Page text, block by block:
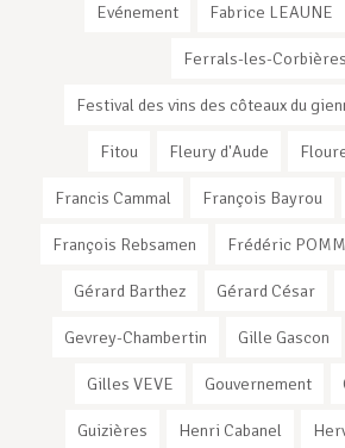
Evénement Fabrice LEAUNE
Ferrals-les-Corbières
Festival des vins des côteaux du
Fitou Fleury d'Aude
Francis Cammal François Bayrou
François Rebsamen Frédéric
Gérard Barthez Gérard César
Gevrey-Chambertin Gille Gascon
Gilles VEVE Gouvernement
Guizières Henri Cabanel